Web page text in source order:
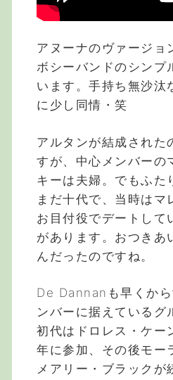
アヌーナのヴァージョ
ボシーバンドのシンプ
います。手持ち無沙汰
に少し同情・笑
アルタンが結成された
すが、中心メンバーの
キーは夫婦。でもふた
まだ十代で、当時はマ
お目付役でデートして
があります。おつきあ
んだったのですね。
De Dannanも早くか
ンバーに据えているグ
初代はドロレス・ケー
年に参加、その後モー
メアリー・ブラックが